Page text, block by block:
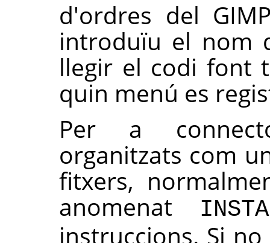
d'ordres del
introduïu el nom
llegir el codi font
quin menú es
Per a
organitzats com
fitxers,
anomenat
instruccions. Si